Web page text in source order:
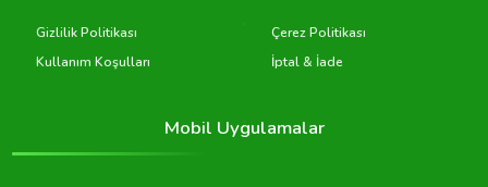
Gizlilik Politikası
Çerez Politikası
Kullanım Koşulları
İptal & İade
Mobil Uygulamalar